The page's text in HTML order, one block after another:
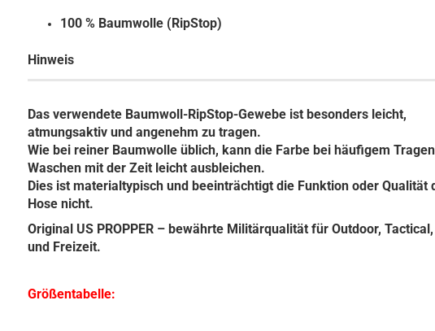
100 % Baumwolle (RipStop)
Hinweis
Das verwendete Baumwoll-RipStop-Gewebe ist besonders leicht,
atmungsaktiv und angenehm zu tragen.
Wie bei reiner Baumwolle üblich, kann die Farbe bei häufigem
Waschen mit der Zeit leicht ausbleichen.
Dies ist materialtypisch und beeinträchtigt die Funktion oder Qualität
Hose nicht.
Original US PROPPER – bewährte Militärqualität für Outdoor,
und Freizeit.
Größentabelle: